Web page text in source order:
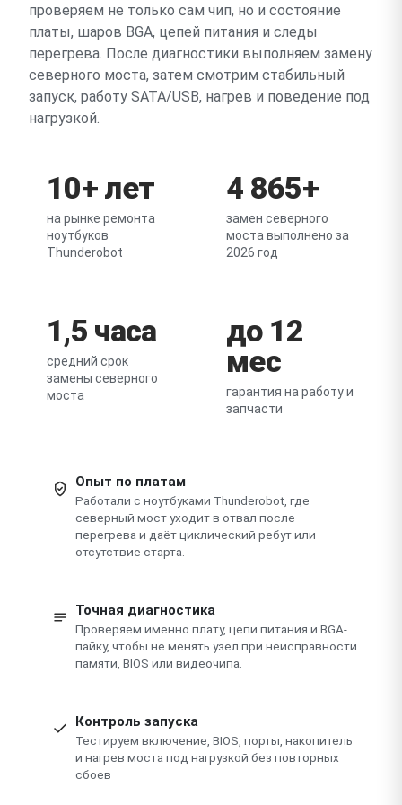
проверяем не только сам чип, но и состояние
платы, шаров BGA, цепей питания и следы
перегрева. После диагностики выполняем замену
северного моста, затем смотрим стабильный
запуск, работу SATA/USB, нагрев и поведение под
нагрузкой.
10+ лет
на рынке ремонта
ноутбуков
Thunderobot
4 865+
замен северного
моста выполнено за
2026 год
1,5 часа
средний срок
замены северного
моста
до 12
мес
гарантия на работу и
запчасти
Опыт по платам
Работали с ноутбуками Thunderobot, где
северный мост уходит в отвал после
перегрева и даёт циклический ребут или
отсутствие старта.
Точная диагностика
Проверяем именно плату, цепи питания и BGA-
пайку, чтобы не менять узел при неисправности
памяти, BIOS или видеочипа.
Контроль запуска
Тестируем включение, BIOS, порты, накопитель
и нагрев моста под нагрузкой без повторных
сбоев